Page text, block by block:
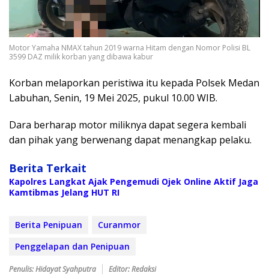
Motor Yamaha NMAX tahun 2019 warna Hitam dengan Nomor Polisi BL
3599 DAZ milik korban yang dibawa kabur
Korban melaporkan peristiwa itu kepada Polsek Medan
Labuhan, Senin, 19 Mei 2025, pukul 10.00 WIB.
Dara berharap motor miliknya dapat segera kembali
dan pihak yang berwenang dapat menangkap pelaku.
Berita Terkait
Kapolres Langkat Ajak Pengemudi Ojek Online Aktif Jaga
Kamtibmas Jelang HUT RI
Berita Penipuan
Curanmor
Penggelapan dan Penipuan
Penulis: Hidayat Syahputra Editor: Redaksi